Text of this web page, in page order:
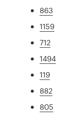
863
1159
712
1494
119
882
805